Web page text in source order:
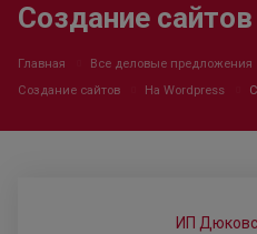
Создание
Главная Все деловые предложения
Создание сайтов
На Wordpress
ИП